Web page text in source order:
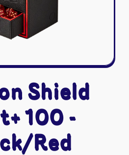
Mythos
Autres
de jeu
Shield
100 -
Red